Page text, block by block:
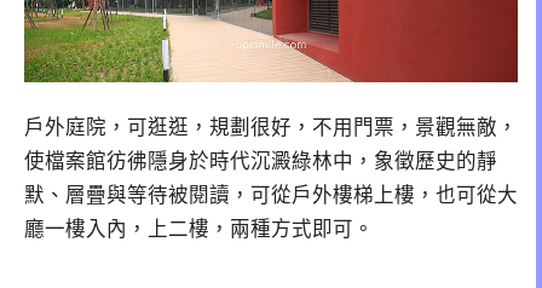
戶外庭院，可逛逛，規劃很好，不用門票，景觀無敵，
使檔案館彷彿隱身於時代沉澱綠林中，象徵歷史的靜
默、層疊與等待被閱讀，可從戶外樓梯上樓，也可從大
廳一樓入內，上二樓，兩種方式即可。